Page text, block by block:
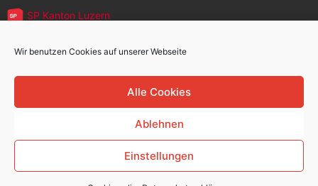
Wir benutzen Cookies auf unserer Webseite
Alle Cookies
Ablehnen
Einstellungen
SP Kanton Luzern
JUSO Luzern
SP MigrantInnen
SP 60+
Sozialdemokratische Partei KriensCopyright © 2026.